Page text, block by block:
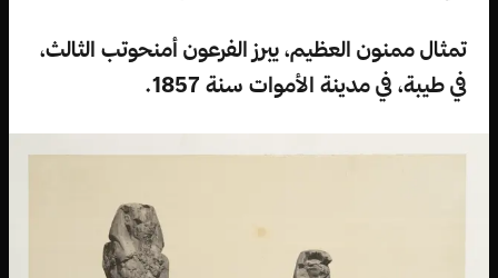
تمثال ممنون العظيم، يبرز الفرعون أمنحوتب الثالث،
في طيبة، في مدينة الأموات سنة 1857.